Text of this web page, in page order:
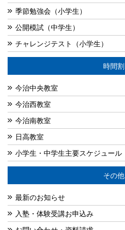
季節勉強会（小学生）
公開模試（中学生）
チャレンジテスト（小学生）
時間割
今治中央教室
今治西教室
今治南教室
日高教室
小学生・中学生主要スケジュール
その他
最新のお知らせ
入塾・体験受講お申込み